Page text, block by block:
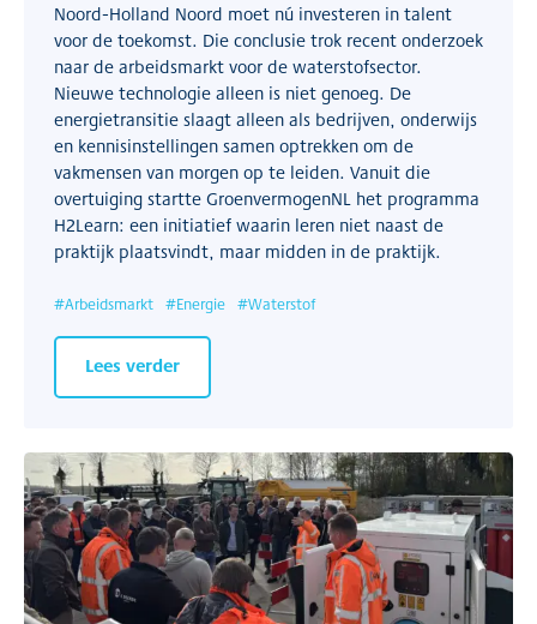
Noord-Holland Noord moet nú investeren in talent
voor de toekomst. Die conclusie trok recent onderzoek
naar de arbeidsmarkt voor de waterstofsector.
Nieuwe technologie alleen is niet genoeg. De
energietransitie slaagt alleen als bedrijven, onderwijs
en kennisinstellingen samen optrekken om de
vakmensen van morgen op te leiden. Vanuit die
overtuiging startte GroenvermogenNL het programma
H2Learn: een initiatief waarin leren niet naast de
praktijk plaatsvindt, maar midden in de praktijk.
#Arbeidsmarkt #Energie #Waterstof
Lees verder